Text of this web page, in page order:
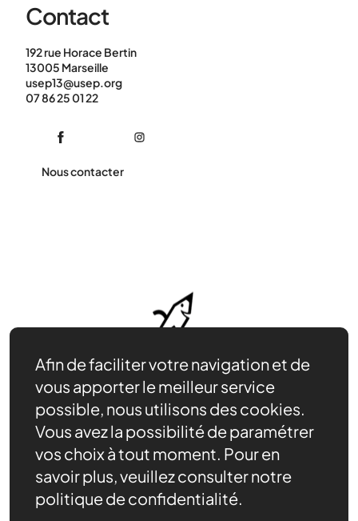
Contact
192 rue Horace Bertin
13005 Marseille
usep13@usep.org
07 86 25 01 22
Nous contacter
Contact
Nous trouver
Afin de faciliter votre navigation et de
vous apporter le meilleur service
possible, nous utilisons des cookies.
Vous avez la possibilité de paramétrer
vos choix à tout moment. Pour en
savoir plus, veuillez consulter notre
politique de confidentialité.